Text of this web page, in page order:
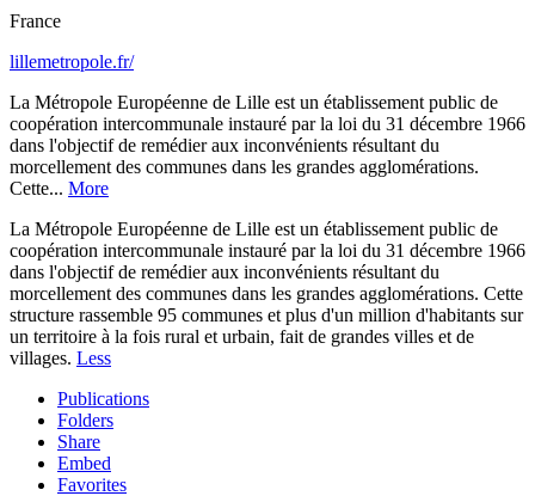
France
lillemetropole.fr/
La Métropole Européenne de Lille est un établissement public de
coopération intercommunale instauré par la loi du 31 décembre 1966
dans l'objectif de remédier aux inconvénients résultant du
morcellement des communes dans les grandes agglomérations.
Cette... More
La Métropole Européenne de Lille est un établissement public de
coopération intercommunale instauré par la loi du 31 décembre 1966
dans l'objectif de remédier aux inconvénients résultant du
morcellement des communes dans les grandes agglomérations. Cette
structure rassemble 95 communes et plus d'un million d'habitants sur
un territoire à la fois rural et urbain, fait de grandes villes et de
villages. Less
Publications
Folders
Share
Embed
Favorites